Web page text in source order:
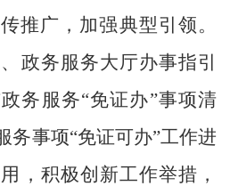
推广 ， 加强典型引领。
政务服务大厅办事指引
务服务“免证办”事项清
务事项“免证可办”工作进
，积极创新工作举措，